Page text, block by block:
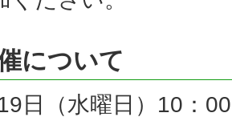
について
日（水曜日）10：